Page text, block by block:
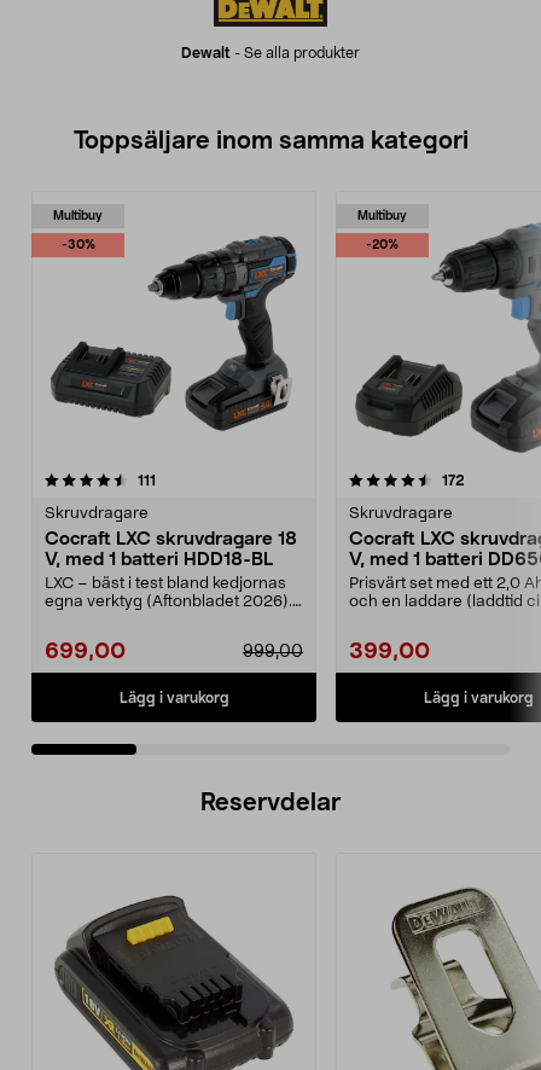
Dewalt - Se alla produkter
Toppsäljare inom samma kategori
Multibuy
-30%
111
Skruvdragare
Cocraft LXC skruvdragare 18
V, med 1 batteri HDD18-BL
LXC – bäst i test bland kedjornas
egna verktyg (Aftonbladet 2026).
699,00 999,00
Lägg i varukorg
Multibuy
-20%
4.5 av 5 stjärnor 172
Skruvdragare
Cocraft LXC
V, med 1 batteri
Prisvärt set med ett 2,0
och en laddare (laddtid
399,00
Lägg i varukorg
4.5 av 5 stjärnor
Reservdelar